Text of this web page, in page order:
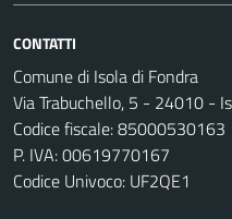
CONTATTI
Comune di Isola di Fondra
Via Trabuchello, 5 - 24010 -
Codice fiscale: 85000530163
P. IVA: 00619770167
Codice Univoco: UF2QE1